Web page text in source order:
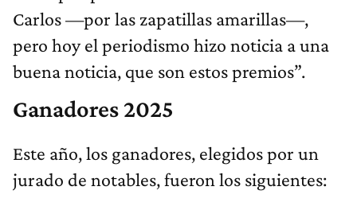
Carlos —por las zapatillas amarillas—,
pero hoy el periodismo hizo noticia a una
buena noticia, que son estos premios”.
Ganadores 2025
Este año, los ganadores, elegidos por un
jurado de notables, fueron los siguientes: